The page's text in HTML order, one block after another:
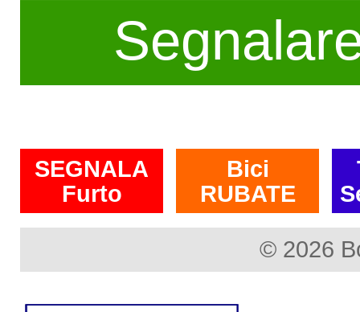
SEGNALA
Furto
Bici
RUBATE
© 2026